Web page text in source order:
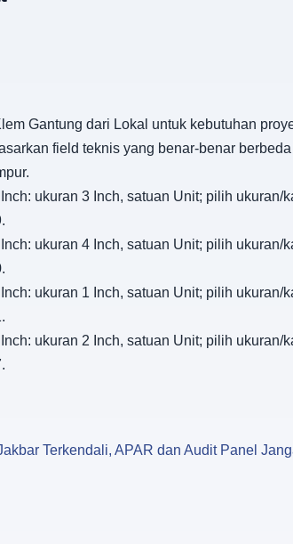
Gantung dari Lokal untuk kebutuhan
field teknis yang benar-benar
ukuran 3 Inch, satuan Unit; pilih
ukuran 4 Inch, satuan Unit; pilih
ukuran 1 Inch, satuan Unit; pilih
ukuran 2 Inch, satuan Unit; pilih
Terkendali, APAR dan Audit Panel